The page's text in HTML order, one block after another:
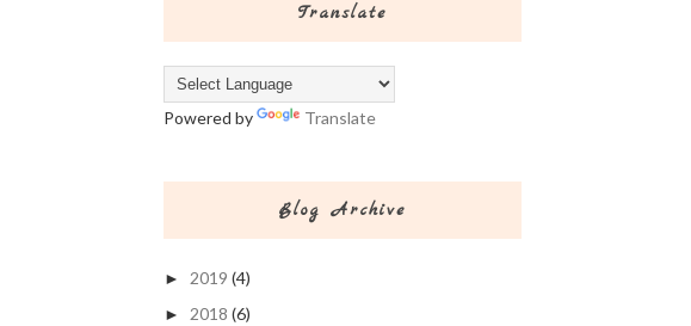
Translate
Powered by Translate
Blog Archive
► 2019 (4)
► 2018 (6)